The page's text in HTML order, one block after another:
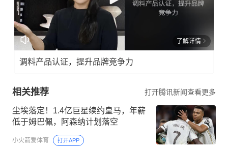
了解详情
调料产品认证，提升品牌竞争力
相关推荐 打开腾讯新闻查看更多
尘埃落定！1.4亿巨星续约皇马，年薪
低于姆巴佩，阿森纳计划落空
小火箭爱体育 打开APP